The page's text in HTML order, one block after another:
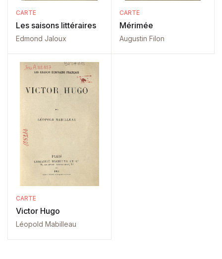
CARTE
Les saisons littéraires
Edmond Jaloux
CARTE
Mérimée
Augustin Filon
CARTE
Victor Hugo
Léopold Mabilleau